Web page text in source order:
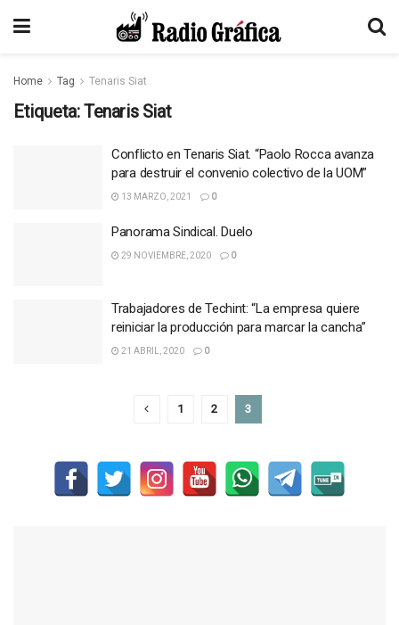
Home Tag Tenaris Siat
Etiqueta:Tenaris Siat
Conflicto en Tenaris Siat. “Paolo Rocca avanza
para destruir el convenio colectivo de la UOM”
13 MARZO, 2021 0
Panorama Sindical. Duelo
29 NOVIEMBRE, 2020 0
Trabajadores de Techint: “La empresa quiere
reiniciar la producción para marcar la cancha”
21 ABRIL, 2020 0
1 2 3